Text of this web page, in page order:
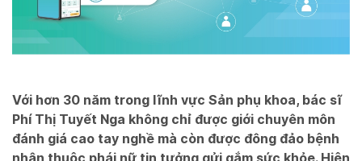
Với hơn 30 năm trong lĩnh vực Sản phụ khoa, bác sĩ
Phí Thị Tuyết Nga không chỉ được giới chuyên môn
đánh giá cao tay nghề mà còn được đông đảo bệnh